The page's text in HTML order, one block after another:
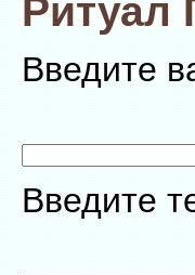
Ритуал
Введите
Введите